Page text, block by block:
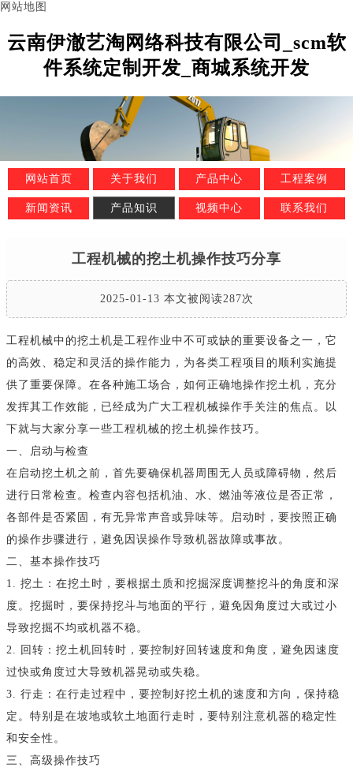
网站地图
云南伊澈艺淘网络科技有限公司_scm软
件系统定制开发_商城系统开发
网站首页 关于我们 产品中心 工程案例
新闻资讯 产品知识 视频中心 联系我们
工程机械的挖土机操作技巧分享
2025-01-13 本文被阅读287次
工程机械中的挖土机是工程作业中不可或缺的重要设备之一，它
的高效、稳定和灵活的操作能力，为各类工程项目的顺利实施提
供了重要保障。在各种施工场合，如何正确地操作挖土机，充分
发挥其工作效能，已经成为广大工程机械操作手关注的焦点。以
下就与大家分享一些工程机械的挖土机操作技巧。
一、启动与检查
在启动挖土机之前，首先要确保机器周围无人员或障碍物，然后
进行日常检查。检查内容包括机油、水、燃油等液位是否正常，
各部件是否紧固，有无异常声音或异味等。启动时，要按照正确
的操作步骤进行，避免因误操作导致机器故障或事故。
二、基本操作技巧
1. 挖土：在挖土时，要根据土质和挖掘深度调整挖斗的角度和深
度。挖掘时，要保持挖斗与地面的平行，避免因角度过大或过小
导致挖掘不均或机器不稳。
2. 回转：挖土机回转时，要控制好回转速度和角度，避免因速度
过快或角度过大导致机器晃动或失稳。
3. 行走：在行走过程中，要控制好挖土机的速度和方向，保持稳
定。特别是在坡地或软土地面行走时，要特别注意机器的稳定性
和安全性。
三、高级操作技巧